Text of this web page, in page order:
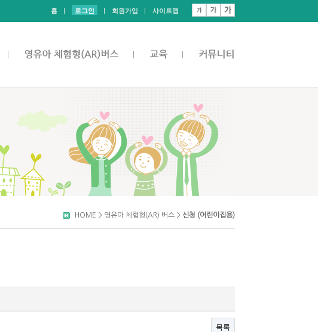
홈 로그인 회원가입 사이트맵
HOME > 영유아 체험형(AR) 버스 > 신청 (어린이집용)
목록